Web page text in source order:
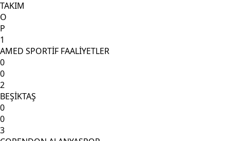
TAKIM
O
P
1
AMED SPORTİF FAALİYETLER
0
0
2
BEŞİKTAŞ
0
0
3